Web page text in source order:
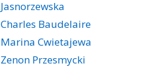
Jasnorzewska
Charles Baudelaire
Marina Cwietajewa
Zenon Przesmycki